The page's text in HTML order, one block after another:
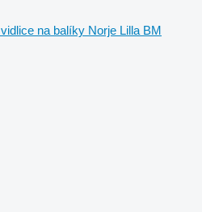
vidlice na balíky Norje Lilla BM